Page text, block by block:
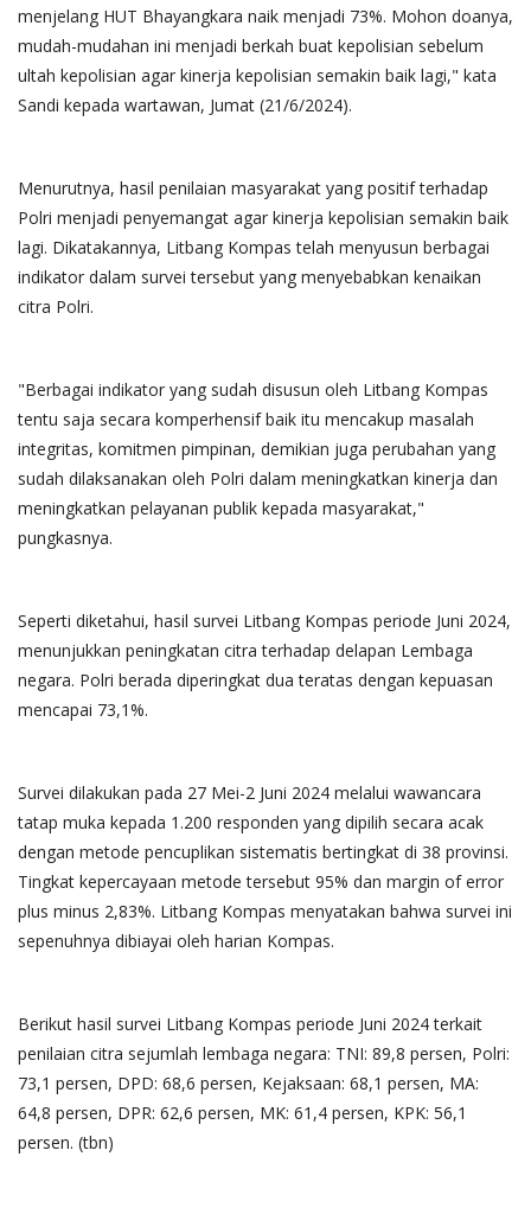
menjelang HUT Bhayangkara naik menjadi 73%. Mohon doanya,
mudah-mudahan ini menjadi berkah buat kepolisian sebelum
ultah kepolisian agar kinerja kepolisian semakin baik lagi," kata
Sandi kepada wartawan, Jumat (21/6/2024).
Menurutnya, hasil penilaian masyarakat yang positif terhadap
Polri menjadi penyemangat agar kinerja kepolisian semakin baik
lagi. Dikatakannya, Litbang Kompas telah menyusun berbagai
indikator dalam survei tersebut yang menyebabkan kenaikan
citra Polri.
"Berbagai indikator yang sudah disusun oleh Litbang Kompas
tentu saja secara komperhensif baik itu mencakup masalah
integritas, komitmen pimpinan, demikian juga perubahan yang
sudah dilaksanakan oleh Polri dalam meningkatkan kinerja dan
meningkatkan pelayanan publik kepada masyarakat,"
pungkasnya.
Seperti diketahui, hasil survei Litbang Kompas periode Juni 2024,
menunjukkan peningkatan citra terhadap delapan Lembaga
negara. Polri berada diperingkat dua teratas dengan kepuasan
mencapai 73,1%.
Survei dilakukan pada 27 Mei-2 Juni 2024 melalui wawancara
tatap muka kepada 1.200 responden yang dipilih secara acak
dengan metode pencuplikan sistematis bertingkat di 38 provinsi.
Tingkat kepercayaan metode tersebut 95% dan margin of error
plus minus 2,83%. Litbang Kompas menyatakan bahwa survei ini
sepenuhnya dibiayai oleh harian Kompas.
Berikut hasil survei Litbang Kompas periode Juni 2024 terkait
penilaian citra sejumlah lembaga negara: TNI: 89,8 persen, Polri:
73,1 persen, DPD: 68,6 persen, Kejaksaan: 68,1 persen, MA:
64,8 persen, DPR: 62,6 persen, MK: 61,4 persen, KPK: 56,1
persen. (tbn)